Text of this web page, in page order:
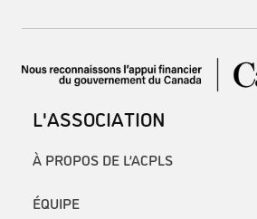
L'ASSOCIATION
À PROPOS DE L’ACPLS
ÉQUIPE